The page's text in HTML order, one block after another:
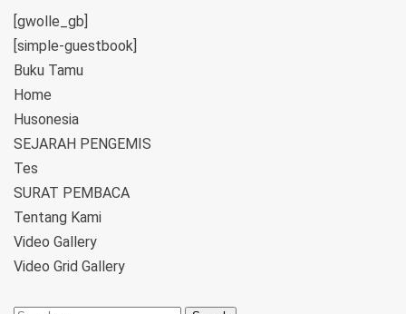
[gwolle_gb]
[simple-guestbook]
Buku Tamu
Home
Husonesia
SEJARAH PENGEMIS
Tes
SURAT PEMBACA
Tentang Kami
Video Gallery
Video Grid Gallery